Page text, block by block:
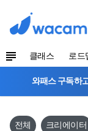
클래스 로드
와패스 구독하
전체 크리에이터